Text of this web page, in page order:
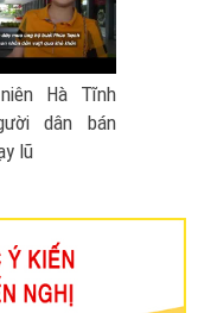
Cách phòng
- lũ lụt